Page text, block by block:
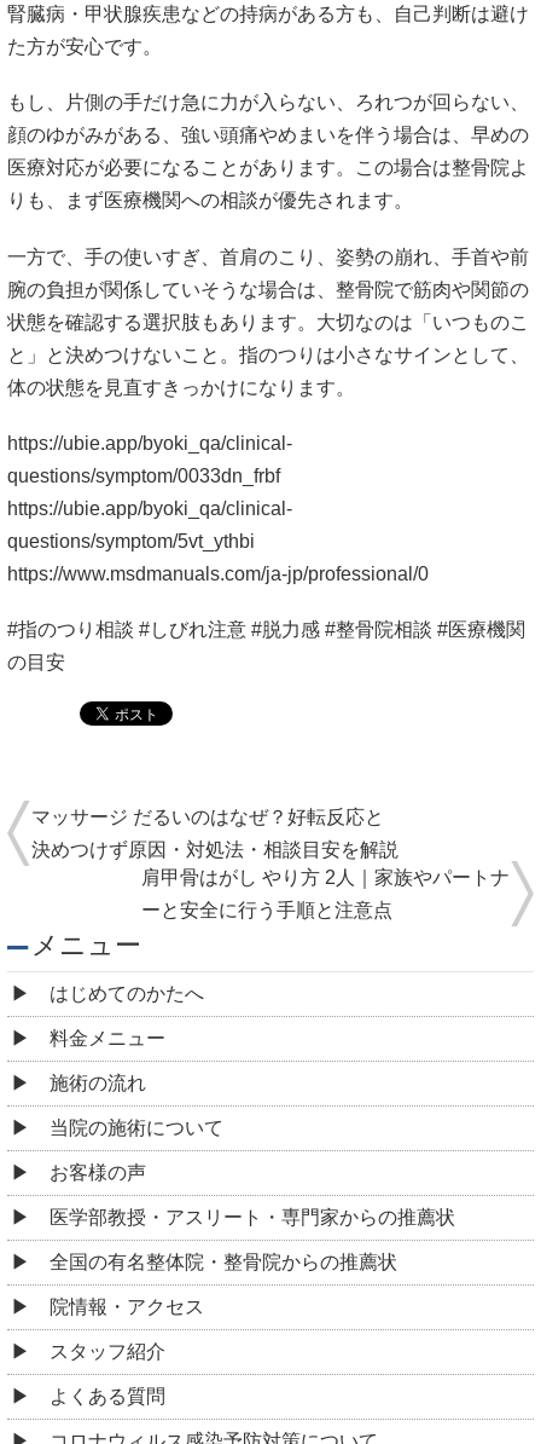
腎臓病・甲状腺疾患などの持病がある方も、自己判断は避け
た方が安心です。
もし、片側の手だけ急に力が入らない、ろれつが回らない、
顔のゆがみがある、強い頭痛やめまいを伴う場合は、早めの
医療対応が必要になることがあります。この場合は整骨院よ
りも、まず医療機関への相談が優先されます。
一方で、手の使いすぎ、首肩のこり、姿勢の崩れ、手首や前
腕の負担が関係していそうな場合は、整骨院で筋肉や関節の
状態を確認する選択肢もあります。大切なのは「いつものこ
と」と決めつけないこと。指のつりは小さなサインとして、
体の状態を見直すきっかけになります。
https://ubie.app/byoki_qa/clinical-
questions/symptom/0033dn_frbf
https://ubie.app/byoki_qa/clinical-
questions/symptom/5vt_ythbi
https://www.msdmanuals.com/ja-jp/professional/0
#指のつり相談 #しびれ注意 #脱力感 #整骨院相談 #医療機関
の目安
マッサージ だるいのはなぜ？好転反応と
決めつけず原因・対処法・相談目安を解説
肩甲骨はがし やり方 2人｜家族やパートナ
ーと安全に行う手順と注意点
メニュー
はじめてのかたへ
料金メニュー
施術の流れ
当院の施術について
お客様の声
医学部教授・アスリート・専門家からの推薦状
全国の有名整体院・整骨院からの推薦状
院情報・アクセス
スタッフ紹介
よくある質問